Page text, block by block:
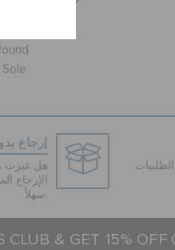
Sole
إرجاع
هل غيرت
الإرجاع
سهلاً.
CLUB & GET 15% OFF